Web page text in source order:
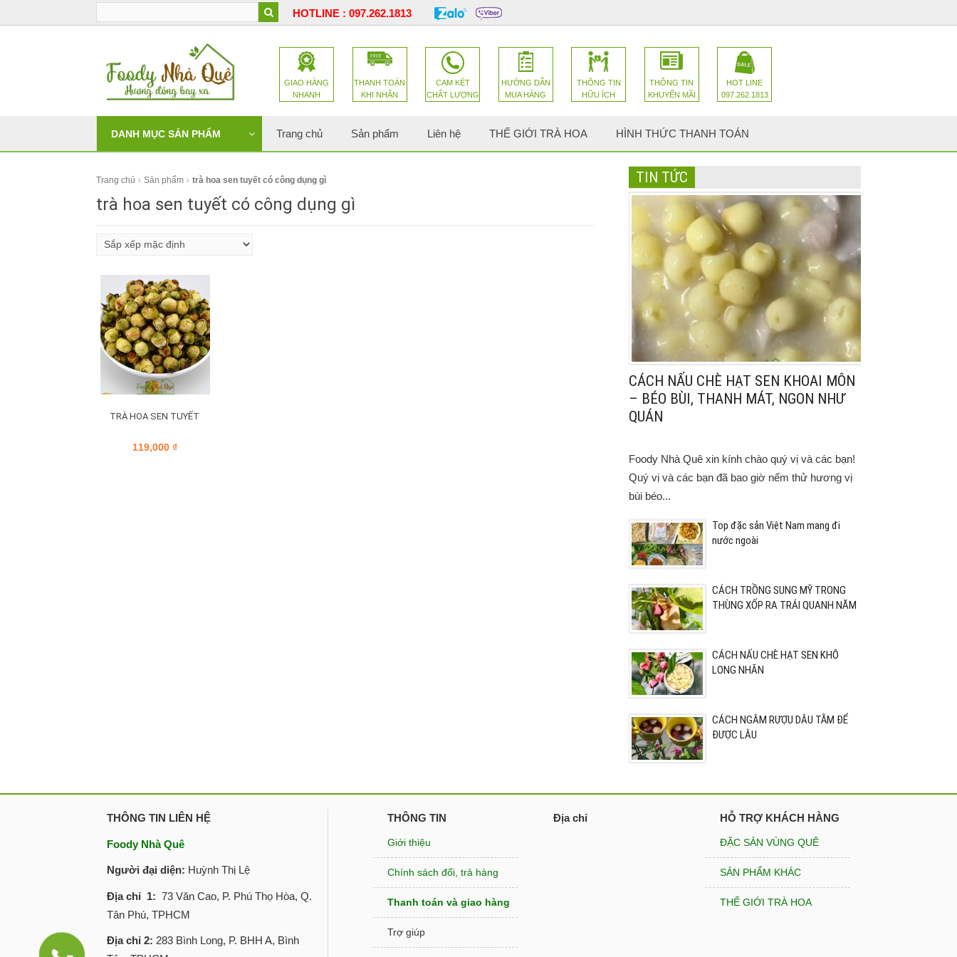
HOTLINE : 097.262.1813
GIAO HÀNG
NHANH
THANH TOÁN
KHI NHẬN
CAM KÉT
CHẤT LƯỢNG
HƯỚNG DẪN
MUA HÀNG
THÔNG TIN
HỮU ÍCH
THÔNG TIN
KHUYẾN MÃI
HOT LINE
097.262.1813
DANH MỤC SẢN PHẨM Trang chủ Sản phẩm Liên hệ THẾ GIỚI TRÀ HOA HÌNH THỨC THANH TOÁN
Trang chủ Sản phẩm trà hoa sen tuyết có công dụng gì
trà hoa sen tuyết có công dụng gì
TRÀ HOA SEN TUYẾT
119,000 ₫
TIN TỨC
CÁCH NẤU CHÈ HẠT SEN KHOAI MÔN
– BÉO BÙI, THANH MÁT, NGON NHƯ
QUÁN
Foody Nhà Quê xin kính chào quý vị và các bạn!
Quý vị và các bạn đã bao giờ nếm thử hương vị
bùi béo...
Top đặc sản Việt Nam mang đi
nước ngoài
CÁCH TRỒNG SUNG MỸ TRONG
THÙNG XỐP RA TRÁI QUANH NĂM
CÁCH NẤU CHÈ HẠT SEN KHÔ
LONG NHÃN
CÁCH NGÂM RƯỢU DÂU TẰM ĐỂ
ĐƯỢC LÂU
THÔNG TIN LIÊN HỆ
Foody Nhà Quê
Người đại diện: Huỳnh Thị Lệ
Địa chỉ 1: 73 Văn Cao, P. Phú Thọ Hòa, Q.
Tân Phú, TPHCM
Địa chỉ 2: 283 Bình Long, P. BHH A, Bình
THÔNG TIN
Giới thiệu
Chính sách đổi, trả hàng
Thanh toán và giao hàng
Trợ giúp
Địa chỉ HỖ TRỢ KHÁCH HÀNG
ĐẶC SẢN VÙNG QUÊ
SẢN PHẨM KHÁC
THẾ GIỚI TRÀ HOA